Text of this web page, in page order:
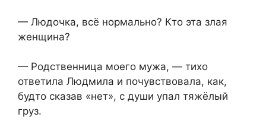
— Людочка, всё нормально? Кто эта злая
женщина?
— Родственница моего мужа, — тихо
ответила Людмила и почувствовала, как,
будто сказав «нет», с души упал тяжёлый
груз.